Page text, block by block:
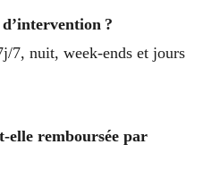
?
7, nuit, week-ends et jours
elle remboursée par